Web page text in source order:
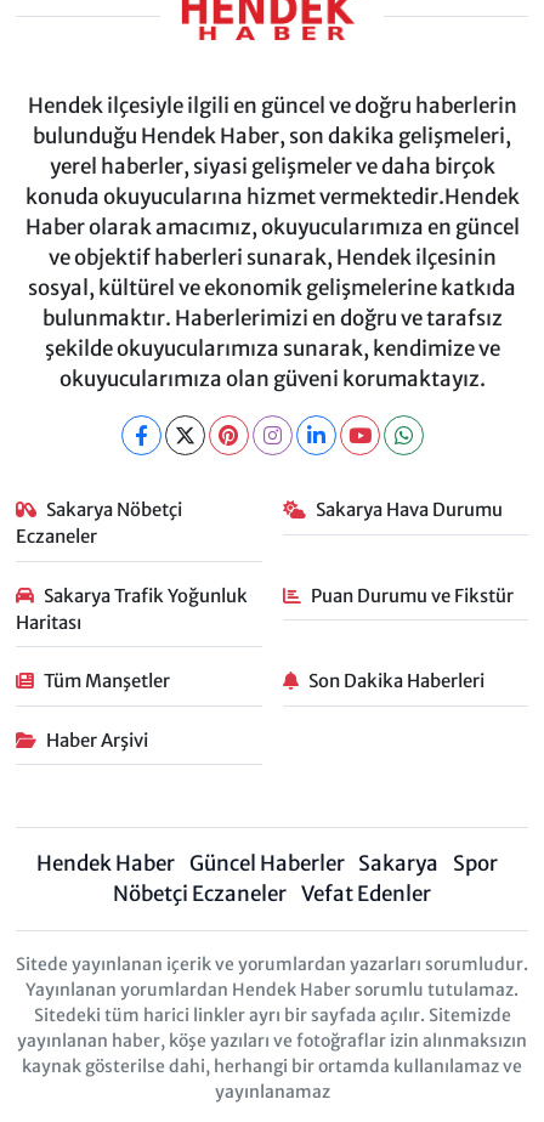
Hendek ilçesiyle ilgili en güncel ve doğru haberlerin
bulunduğu Hendek Haber, son dakika gelişmeleri,
yerel haberler, siyasi gelişmeler ve daha birçok
konuda okuyucularına hizmet vermektedir.Hendek
Haber olarak amacımız, okuyucularımıza en güncel
ve objektif haberleri sunarak, Hendek ilçesinin
sosyal, kültürel ve ekonomik gelişmelerine katkıda
bulunmaktır. Haberlerimizi en doğru ve tarafsız
şekilde okuyucularımıza sunarak, kendimize ve
okuyucularımıza olan güveni korumaktayız.
Sakarya Nöbetçi
Eczaneler
Sakarya Hava Durumu
Sakarya Trafik Yoğunluk
Haritası
Puan Durumu ve Fikstür
Tüm Manşetler Son Dakika Haberleri
Haber Arşivi
Hendek Haber Güncel Haberler Sakarya
Spor
Nöbetçi Eczaneler Vefat Edenler
Sitede yayınlanan içerik ve yorumlardan yazarları sorumludur.
Yayınlanan yorumlardan Hendek Haber sorumlu tutulamaz.
Sitedeki tüm harici linkler ayrı bir sayfada açılır. Sitemizde
yayınlanan haber, köşe yazıları ve fotoğraflar izin alınmaksızın
kaynak gösterilse dahi, herhangi bir ortamda kullanılamaz ve
yayınlanamaz